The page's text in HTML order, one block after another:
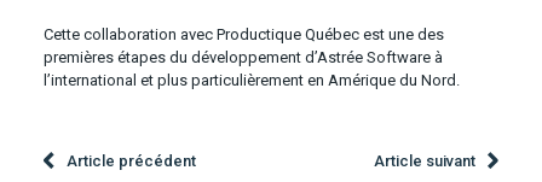
Cette collaboration avec Productique Québec est une des
premières étapes du développement d’Astrée Software à
l’international et plus particulièrement en Amérique du Nord.
Article précédent Article suivant